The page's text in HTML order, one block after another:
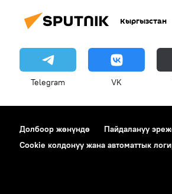
Кыргызстан
Telegram VK
Долбоор жөнүндө Пайдалануу
Cookie колдонуу жана автоматтык